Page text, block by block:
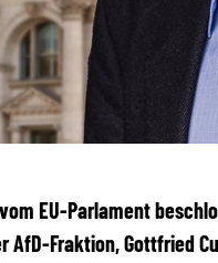
EU-Parlament
AfD-Fraktion, Gottfried